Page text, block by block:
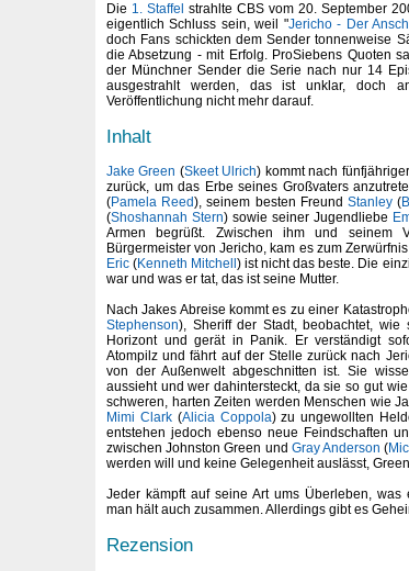
Die 1. Staffel strahlte CBS vom 20. September
eigentlich Schluss sein, weil "Jericho - Der
doch Fans schickten dem Sender tonnenweise
die Absetzung - mit Erfolg. ProSiebens Quoten
der Münchner Sender die Serie nach nur 14
ausgestrahlt werden, das ist unklar, doch
Veröffentlichung nicht mehr darauf.
Inhalt
Jake Green (Skeet Ulrich) kommt nach
zurück, um das Erbe seines Großvaters
(Pamela Reed), seinem besten Freund Stanley(
(Shoshannah Stern) sowie seiner Jugendliebe
Armen begrüßt. Zwischen ihm und seinem
Bürgermeister von Jericho, kam es zum
Eric (Kenneth Mitchell) ist nicht das beste. Die
war und was er tat, das ist seine Mutter.
Nach Jakes Abreise kommt es zu einer
Stephenson), Sheriff der Stadt, beobachtet,
Horizont und gerät in Panik. Er verständigt
Atompilz und fährt auf der Stelle zurück nach
von der Außenwelt abgeschnitten ist. Sie
aussieht und wer dahintersteckt, da sie so gut
schweren, harten Zeiten werden Menschen wie
Mimi Clark(Alicia Coppola) zu ungewollten
entstehen jedoch ebenso neue Feindschaften
zwischen Johnston Green und Gray Anderson (
werden will und keine Gelegenheit auslässt,
Jeder kämpft auf seine Art ums Überleben,
man hält auch zusammen. Allerdings gibt es
Rezension